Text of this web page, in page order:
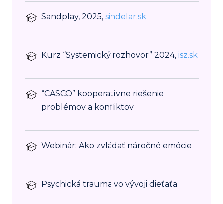
Sandplay, 2025, sindelar.sk
Kurz “Systemický rozhovor” 2024, isz.sk
“CASCO” kooperatívne riešenie
problémov a konfliktov
Webinár: Ako zvládať náročné emócie
Psychická trauma vo vývoji dieťaťa